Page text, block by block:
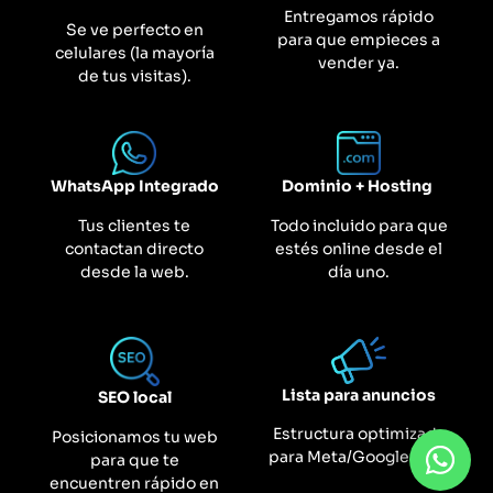
Se ve perfecto en
celulares (la mayoría
de tus visitas).
Entregamos rápido
para que empieces a
vender ya.
WhatsApp Integrado
Tus clientes te
contactan directo
desde la web.
Dominio + Hosting
Todo incluido para que
estés online desde el
día uno.
SEO local
Posicionamos tu web
para que te
encuentren rápido en
Lista para anuncios
Estructura optimizada
para Meta/Google Ads.